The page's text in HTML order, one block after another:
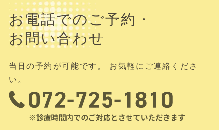
お電話でのご予約・
お問い合わせ
当日の予約が可能です。 お気軽にご連絡くださ
い。